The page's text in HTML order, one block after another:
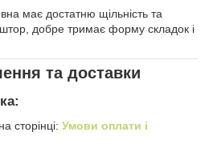
має достатню щільність та
добре тримає форму складок і
та доставки
сторінці: Умови оплати і